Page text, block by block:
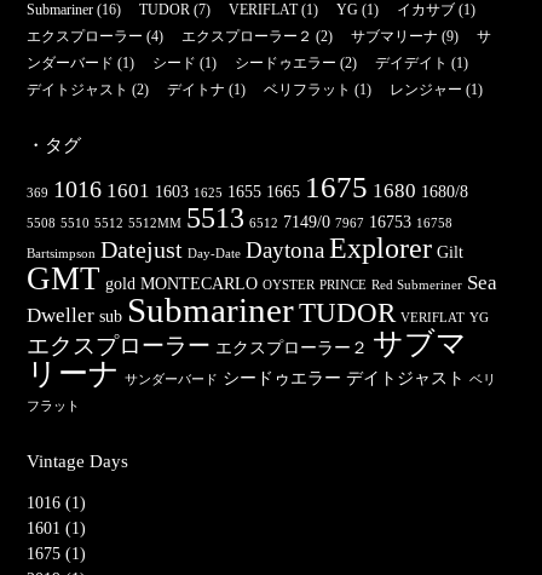
Submariner (16) TUDOR (7) VERIFLAT(1) YG (1) イカサブ (1)
エクスプローラー (4) エクスプローラー２ (2) サブマリーナ (9)
サ
ンダーバード (1) シード (1) シードゥエラー (2) デイデイト (1)
デイトジャスト (2) デイトナ (1) ベリフラット (1) レンジャー (1)
・タグ
369 1016 1601 1603 1625 1655 1665 1675 1680 1680/8
5508 5510 5512 5512MM 5513 6512 7149/0 7967 16753 16758
Bartsimpson Datejust Day-Date Daytona Explorer Gilt
GMT gold MONTECARLO OYSTER PRINCE Red Submeriner Sea
Dweller sub SubmarinerTUDOR VERIFLAT YG
エクスプローラー エクスプローラー２ サブマ
リーナ
サンダーバード シードゥエラー デイトジャスト
ベリ
フラット
Vintage Days
1016 (1)
1601 (1)
1675 (1)